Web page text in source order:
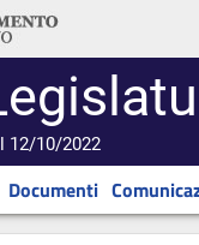
12/10/2022
Documenti